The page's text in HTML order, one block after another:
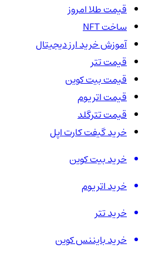
قیمت طلا امروز
ساخت NFT
آموزش خرید ارز دیجیتال
قیمت تتر
قیمت بیت کوین
قیمت اتریوم
قیمت تترگلد
خرید گیفت کارت اپل
خرید بیت کوین
خرید اتریوم
خرید تتر
خرید بایننس کوین